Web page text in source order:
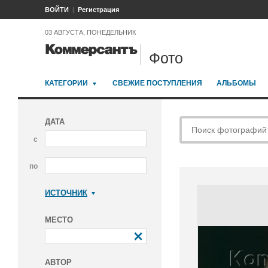
ВОЙТИ Регистрация
03 АВГУСТА, ПОНЕДЕЛЬНИК
Фото
КАТЕГОРИИ СВЕЖИЕ ПОСТУПЛЕНИЯ АЛЬБОМЫ
ДАТА
с
по
ИСТОЧНИК
МЕСТО
АВТОР